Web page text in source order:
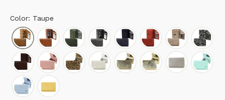
Color: Taupe